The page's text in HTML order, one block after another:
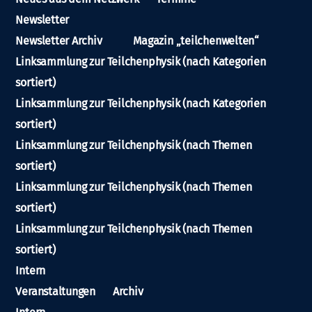
Newsletter
Newsletter Archiv
Magazin „teilchenwelten“
Linksammlung zur Teilchenphysik (nach Kategorien
sortiert)
Linksammlung zur Teilchenphysik (nach Kategorien
sortiert)
Linksammlung zur Teilchenphysik (nach Themen
sortiert)
Linksammlung zur Teilchenphysik (nach Themen
sortiert)
Linksammlung zur Teilchenphysik (nach Themen
sortiert)
Intern
Veranstaltungen
Archiv